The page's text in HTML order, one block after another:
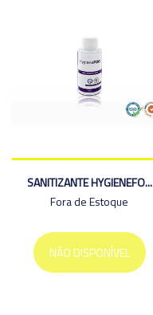
SANITIZANTE HYGIENEFO...
Fora de Estoque
NÃO DISPONÍVEL